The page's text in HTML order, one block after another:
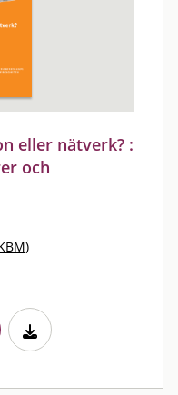
eller nätverk? :
och